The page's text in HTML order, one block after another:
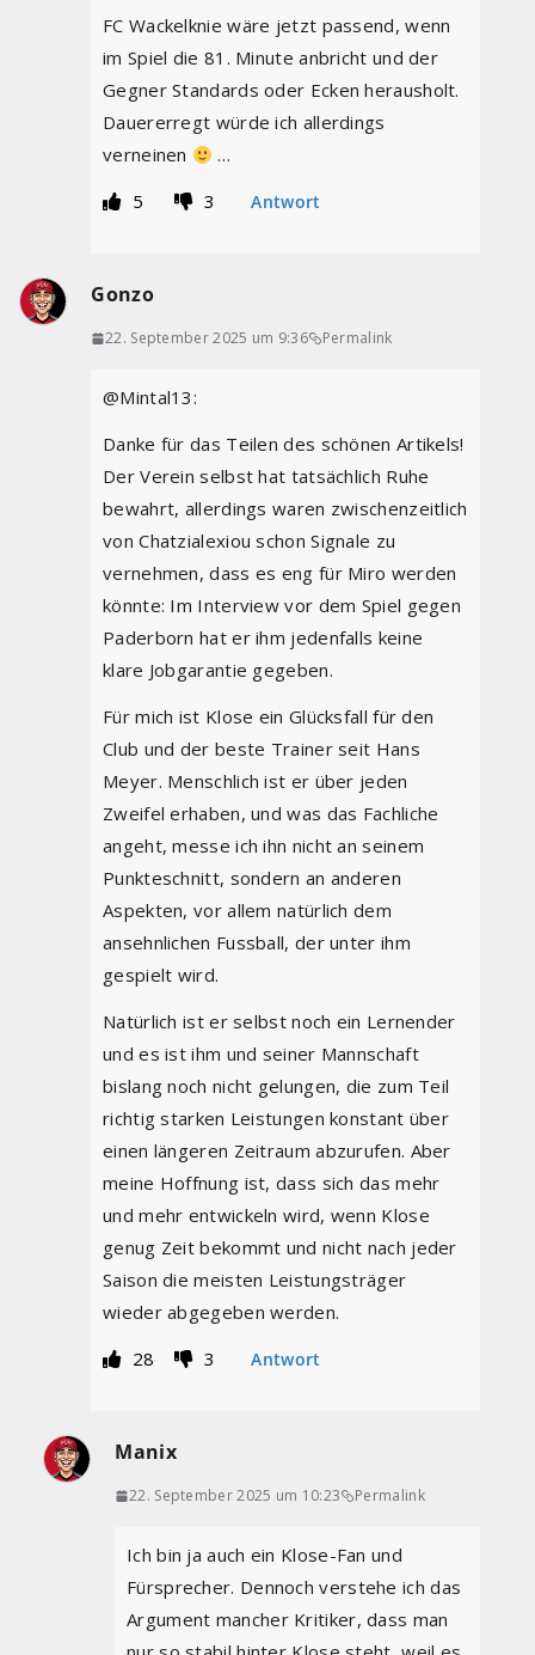
FC Wackelknie wäre jetzt passend, wenn
im Spiel die 81. Minute anbricht und der
Gegner Standards oder Ecken herausholt.
Dauererregt würde ich allerdings
verneinen
…
5
3 Antwort
Gonzo
22. September 2025 um 9:36 Permalink
@Mintal13:
Danke für das Teilen des schönen Artikels!
Der Verein selbst hat tatsächlich Ruhe
bewahrt, allerdings waren zwischenzeitlich
von Chatzialexiou schon Signale zu
vernehmen, dass es eng für Miro werden
könnte: Im Interview vor dem Spiel gegen
Paderborn hat er ihm jedenfalls keine
klare Jobgarantie gegeben.
Für mich ist Klose ein Glücksfall für den
Club und der beste Trainer seit Hans
Meyer. Menschlich ist er über jeden
Zweifel erhaben, und was das Fachliche
angeht, messe ich ihn nicht an seinem
Punkteschnitt, sondern an anderen
Aspekten, vor allem natürlich dem
ansehnlichen Fussball, der unter ihm
gespielt wird.
Natürlich ist er selbst noch ein Lernender
und es ist ihm und seiner Mannschaft
bislang noch nicht gelungen, die zum Teil
richtig starken Leistungen konstant über
einen längeren Zeitraum abzurufen. Aber
meine Hoffnung ist, dass sich das mehr
und mehr entwickeln wird, wenn Klose
genug Zeit bekommt und nicht nach jeder
Saison die meisten Leistungsträger
wieder abgegeben werden.
28
3 Antwort
Manix
22. September 2025 um 10:23 Permalink
Ich bin ja auch ein Klose-Fan und
Fürsprecher. Dennoch verstehe ich das
Argument mancher Kritiker, dass man